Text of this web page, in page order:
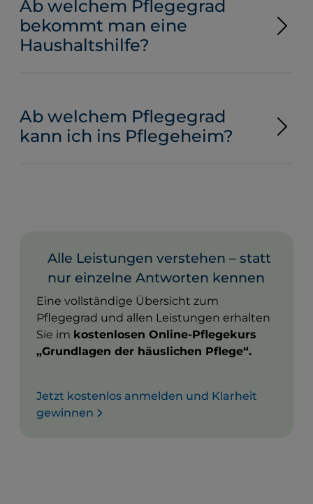
Ab welchem Pflegegrad
bekommt man eine
Haushaltshilfe?
Ab welchem Pflegegrad
kann ich ins Pflegeheim?
Alle Leistungen verstehen – statt
nur einzelne Antworten kennen
Eine vollständige Übersicht zum
Pflegegrad und allen Leistungen erhalten
Sie im kostenlosen Online-Pflegekurs
„Grundlagen der häuslichen Pflege“.
Jetzt kostenlos anmelden und Klarheit
gewinnen